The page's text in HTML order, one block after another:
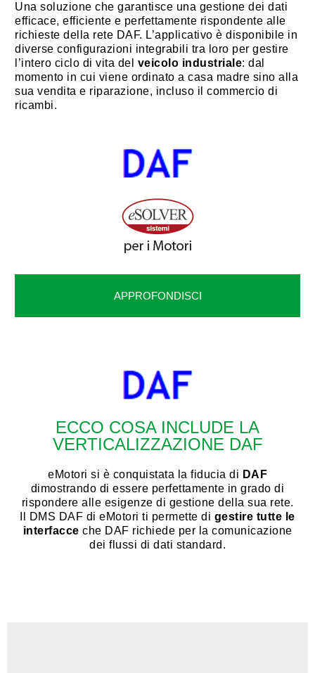
Una soluzione che garantisce una gestione dei dati
efficace, efficiente e perfettamente rispondente alle
richieste della rete DAF. L’applicativo è disponibile in
diverse configurazioni integrabili tra loro per gestire
l’intero ciclo di vita del veicolo industriale: dal
momento in cui viene ordinato a casa madre sino alla
sua vendita e riparazione, incluso il commercio di
ricambi.
APPROFONDISCI
ECCO COSA INCLUDE LA
VERTICALIZZAZIONE DAF
eMotori si è conquistata la fiducia di DAF
dimostrando di essere perfettamente in grado di
rispondere alle esigenze di gestione della sua rete.
Il DMS DAF di eMotori ti permette di gestire tutte le
interfacce che DAF richiede per la comunicazione
dei flussi di dati standard.